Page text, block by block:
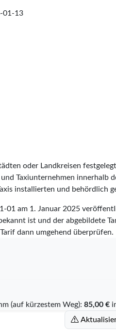
01-13
oder Landkreisen
Taxiunternehmen
installierten und behördlich
01 am 1. Januar 2025
ist und der abgebildete
dann umgehend überprüfen.
(auf kürzestem Weg): 85,00 €